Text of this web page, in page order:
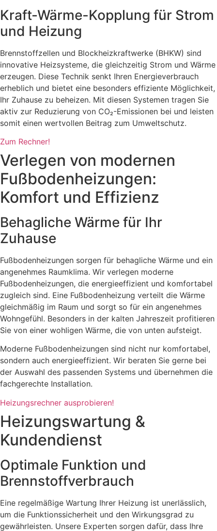
Kraft-Wärme-Kopplung für Strom
und Heizung
Brennstoffzellen und Blockheizkraftwerke (BHKW) sind
innovative Heizsysteme, die gleichzeitig Strom und Wärme
erzeugen. Diese Technik senkt Ihren Energieverbrauch
erheblich und bietet eine besonders effiziente Möglichkeit,
Ihr Zuhause zu beheizen. Mit diesen Systemen tragen Sie
aktiv zur Reduzierung von CO₂-Emissionen bei und leisten
somit einen wertvollen Beitrag zum Umweltschutz.
Zum Rechner!
Verlegen von modernen
Fußbodenheizungen:
Komfort und Effizienz
Behagliche Wärme für Ihr
Zuhause
Fußbodenheizungen sorgen für behagliche Wärme und ein
angenehmes Raumklima. Wir verlegen moderne
Fußbodenheizungen, die energieeffizient und komfortabel
zugleich sind. Eine Fußbodenheizung verteilt die Wärme
gleichmäßig im Raum und sorgt so für ein angenehmes
Wohngefühl. Besonders in der kalten Jahreszeit profitieren
Sie von einer wohligen Wärme, die von unten aufsteigt.
Moderne Fußbodenheizungen sind nicht nur komfortabel,
sondern auch energieeffizient. Wir beraten Sie gerne bei
der Auswahl des passenden Systems und übernehmen die
fachgerechte Installation.
Heizungsrechner ausprobieren!
Heizungswartung &
Kundendienst
Optimale Funktion und
Brennstoffverbrauch
Eine regelmäßige Wartung Ihrer Heizung ist unerlässlich,
um die Funktionssicherheit und den Wirkungsgrad zu
gewährleisten. Unsere Experten sorgen dafür, dass Ihre